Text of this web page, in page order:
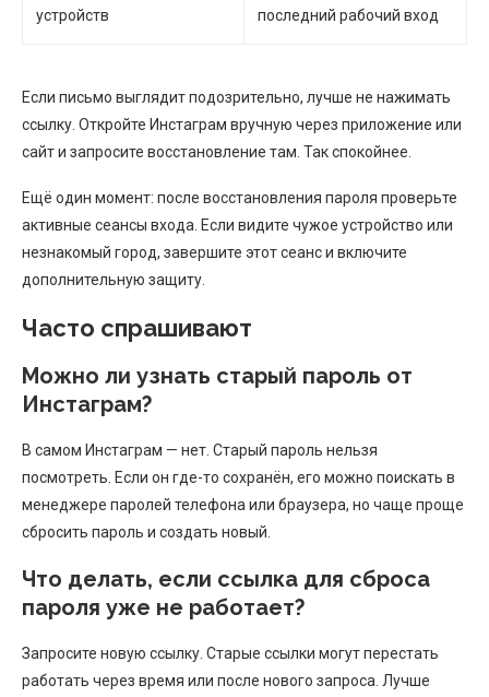
устройств
последний рабочий вход
Если письмо выглядит подозрительно, лучше не нажимать
ссылку. Откройте Инстаграм вручную через приложение или
сайт и запросите восстановление там. Так спокойнее.
Ещё один момент: после восстановления пароля проверьте
активные сеансы входа. Если видите чужое устройство или
незнакомый город, завершите этот сеанс и включите
дополнительную защиту.
Часто спрашивают
Можно ли узнать старый пароль от
Инстаграм?
В самом Инстаграм — нет. Старый пароль нельзя
посмотреть. Если он где-то сохранён, его можно поискать в
менеджере паролей телефона или браузера, но чаще проще
сбросить пароль и создать новый.
Что делать, если ссылка для сброса
пароля уже не работает?
Запросите новую ссылку. Старые ссылки могут перестать
работать через время или после нового запроса. Лучше